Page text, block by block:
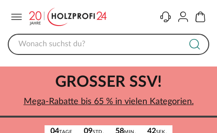
KontaktKonto
04TAGE 09STD. 58MIN. 42SEK.
GROSSER SSV!
Mega-Rabatte bis 65 % in vielen Kategorien.